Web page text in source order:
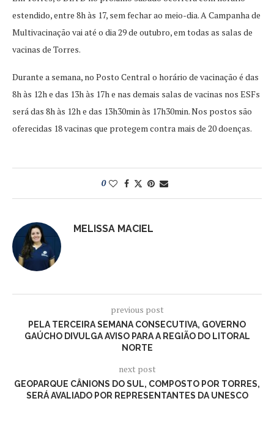
estendido, entre 8h às 17, sem fechar ao meio-dia. A Campanha de
Multivacinação vai até o dia 29 de outubro, em todas as salas de
vacinas de Torres.
Durante a semana, no Posto Central o horário de vacinação é das
8h às 12h e das 13h às 17h e nas demais salas de vacinas nos ESFs
será das 8h às 12h e das 13h30min às 17h30min. Nos postos são
oferecidas 18 vacinas que protegem contra mais de 20 doenças.
0
MELISSA MACIEL
previous post
PELA TERCEIRA SEMANA CONSECUTIVA, GOVERNO
GAÚCHO DIVULGA AVISO PARA A REGIÃO DO LITORAL
NORTE
next post
GEOPARQUE CÂNIONS DO SUL, COMPOSTO POR TORRES,
SERÁ AVALIADO POR REPRESENTANTES DA UNESCO